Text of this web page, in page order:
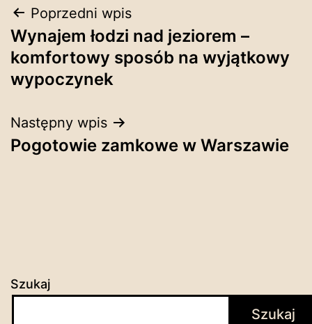
Nawigacja
wpisu
Poprzedni wpis
Wynajem łodzi nad jeziorem –
komfortowy sposób na wyjątkowy
wypoczynek
Następny wpis
Pogotowie zamkowe w Warszawie
Szukaj
Szukaj